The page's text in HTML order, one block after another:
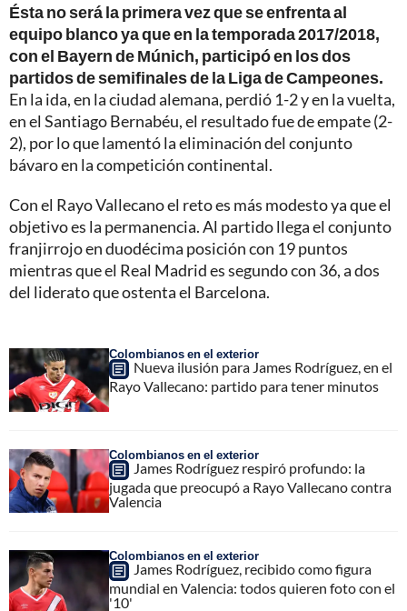
Ésta no será la primera vez que se enfrenta al
equipo blanco ya que en la temporada 2017/2018,
con el Bayern de Múnich, participó en los dos
partidos de semifinales de la Liga de Campeones.
En la ida, en la ciudad alemana, perdió 1-2 y en la vuelta,
en el Santiago Bernabéu, el resultado fue de empate (2-
2), por lo que lamentó la eliminación del conjunto
bávaro en la competición continental.
Con el Rayo Vallecano el reto es más modesto ya que el
objetivo es la permanencia. Al partido llega el conjunto
franjirrojo en duodécima posición con 19 puntos
mientras que el Real Madrid es segundo con 36, a dos
del liderato que ostenta el Barcelona.
Colombianos en el exterior
Nueva ilusión para James Rodríguez, en el
Rayo Vallecano: partido para tener minutos
Colombianos en el exterior
James Rodríguez respiró profundo: la
jugada que preocupó a Rayo Vallecano contra
Valencia
Colombianos en el exterior
James Rodríguez, recibido como figura
mundial en Valencia: todos quieren foto con el
'10'